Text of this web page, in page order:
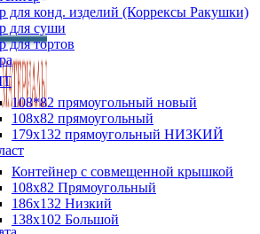
для конд. изделий (Коррексы Ракушки)
для суши
для тортов
108*82 прямоугольный новый
108х82 прямоугольный
179х132 прямоугольный НИЗКИЙ
Контейнер с совмещенной крышкой
108х82 Прямоугольный
186х132 Низкий
138х102 Большой